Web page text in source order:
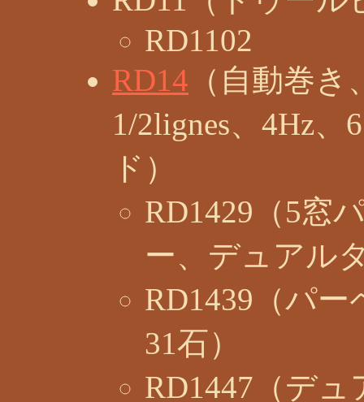
RD1102
RD14 （自動巻
1/2lignes、4Hz
ド）
RD1429（5窓
ー、デュアル
RD1439（パ
31石）
RD1447（デ